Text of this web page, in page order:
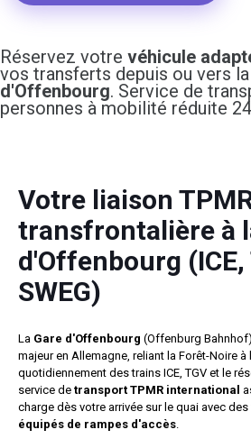
Réservez votre véhicule
vos transferts depuis ou vers la
d'Offenbourg. Service de
personnes à mobilité réduite
Votre liaison
transfrontalière à
d'Offenbourg (ICE,
SWEG)
La Gare d'Offenbourg (Offenburg
majeur en Allemagne, reliant la Forêt-Noire
quotidiennement des trains ICE, TGV et le
service de transport TPMR international
charge dès votre arrivée sur le quai avec des
équipés de rampes d'accès